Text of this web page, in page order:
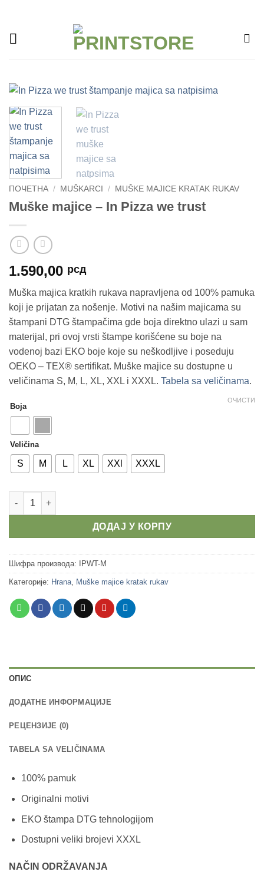
садржај
ПОЧЕТНА / MUŠKARCI / MUŠKE MAJICE KRATAK RUKAV
Muške majice – In Pizza we trust
1.590,00 рсд
Muška majica kratkih rukava napravljena od 100% pamuka
koji je prijatan za nošenje. Motivi na našim majicama su
štampani DTG štampačima gde boja direktno ulazi u sam
materijal, pri ovoj vrsti štampe korišćene su boje na
vodenoj bazi EKO boje koje su neškodljive i poseduju
OEKO – TEX® sertifikat. Muške majice su dostupne u
veličinama S, M, L, XL, XXL i XXXL. Tabela sa veličinama.
Boja
Veličina
S M L XL XXl XXXL
ОЧИСТИ
Muške majice - In Pizza we trust количина
ДОДАЈ У КОРПУ
Шифра производа: IPWT-M
Категорије: Hrana, Muške majice kratak rukav
ОПИС
ДОДАТНЕ ИНФОРМАЦИЈЕ
РЕЦЕНЗИЈЕ (0)
TABELA SA VELIČINAMA
100% pamuk
Originalni motivi
EKO štampa DTG tehnologijom
Dostupni veliki brojevi XXXL
NAČIN ODRŽAVANJA